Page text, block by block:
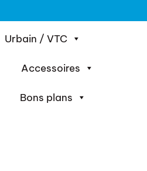
Urbain / VTC
Accessoires
Bons plans